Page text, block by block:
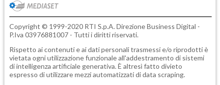
Copyright © 1999-2020 RTI S.p.A. Direzione Business Digital -
P.Iva 03976881007 - Tutti i diritti riservati.
Rispetto ai contenuti e ai dati personali trasmessi e/o riprodotti è
vietata ogni utilizzazione funzionale all'addestramento di sistemi
di intelligenza artificiale generativa. È altresì fatto divieto
espresso di utilizzare mezzi automatizzati di data scraping.